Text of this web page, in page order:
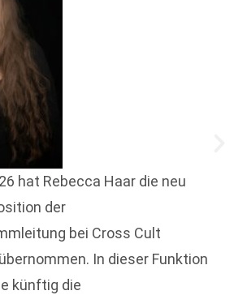
hat Rebecca Haar die neu
der
bei Cross Cult
In dieser Funktion
künftig die